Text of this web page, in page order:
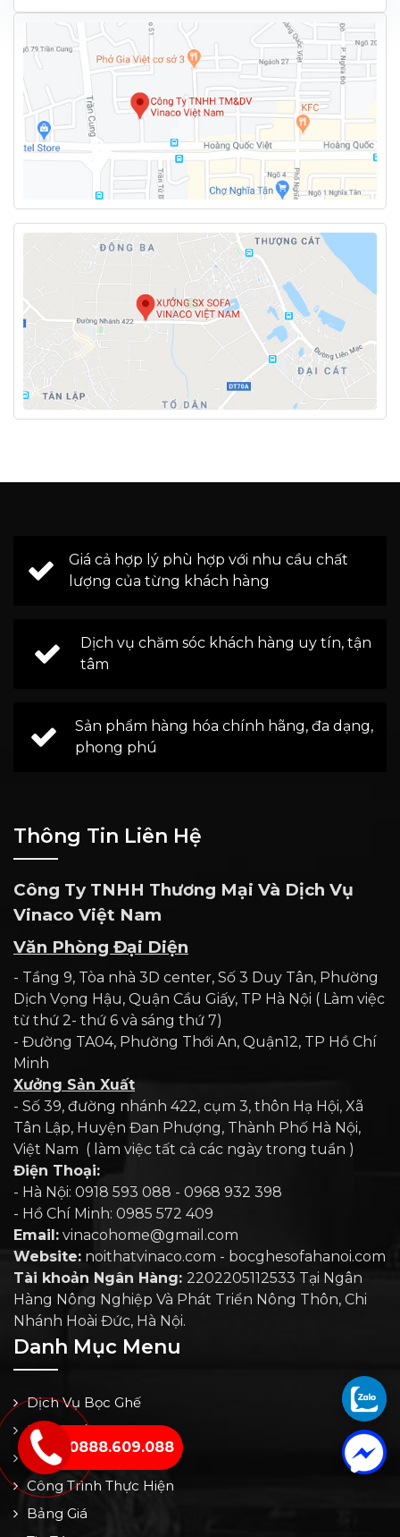
Giá cả hợp lý phù hợp với nhu cầu chất
lượng của từng khách hàng
Dịch vụ chăm sóc khách hàng uy tín, tận
tâm
Sản phẩm hàng hóa chính hãng, đa dạng,
phong phú
Thông Tin Liên Hệ
Công Ty TNHH Thương Mại Và Dịch Vụ
Vinaco Việt Nam
Văn Phòng Đại Diện
- Tầng 9, Tòa nhà 3D center, Số 3 Duy Tân, Phường
Dịch Vọng Hậu, Quận Cầu Giấy, TP Hà Nội ( Làm việc
từ thứ 2- thứ 6 và sáng thứ 7)
- Đường TA04, Phường Thới An, Quận12, TP Hồ Chí
Minh
Xưởng Sản Xuất
- Số 39, đường nhánh 422, cụm 3, thôn Hạ Hội, Xã
Tân Lập, Huyện Đan Phượng, Thành Phố Hà Nội,
Việt Nam ( làm việc tất cả các ngày trong tuần )
Điện Thoại:
- Hà Nội: 0918 593 088 - 0968 932 398
- Hồ Chí Minh: 0985 572 409
Email: vinacohome@gmail.com
Website: noithatvinaco.com - bocghesofahanoi.com
Tài khoản Ngân Hàng: 2202205112533 Tại Ngân
Hàng Nông Nghiệp Và Phát Triển Nông Thôn, Chi
Nhánh Hoài Đức, Hà Nội.
Danh Mục Menu
Dịch Vụ Bọc Ghế
Mẫu Chất Liệu
Giới Thiệu
Công Trình Thực Hiện
Bảng Giá
0888.609.088